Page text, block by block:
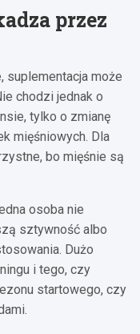
przez
suplementacja może
chodzi jednak o
tylko o zmianę
mięśniowych. Dla
bo mięśnie są
osoba nie
sztywność albo
Dużo
i tego, czy
startowego, czy